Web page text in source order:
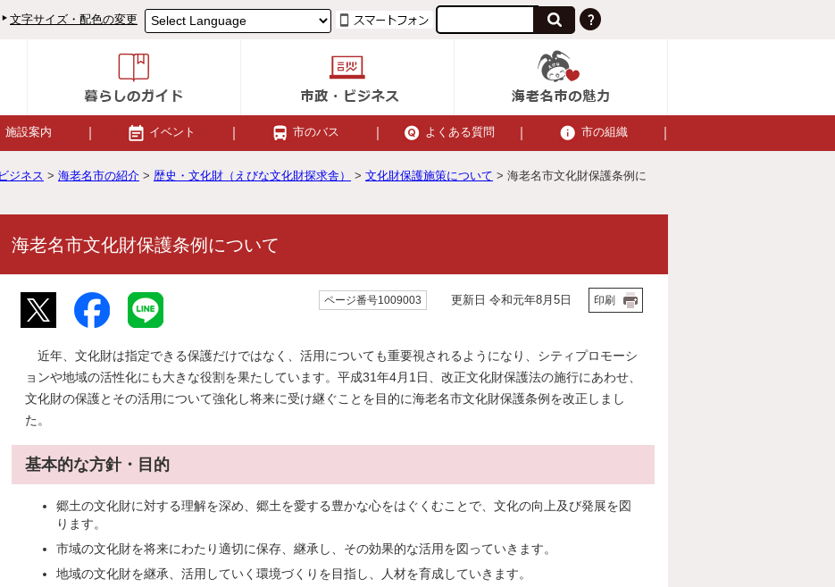
文字サイズ・配色の変更
施設案内 イベント 市のバス よくある質問 市の組織
ジネス > 海老名市の紹介 > 歴史・文化財（えびな文化財探求舎） > 文化財保護施策について > 海老名市文化財保護条例に
海老名市文化財保護条例について
ページ番号1009003 更新日 令和元年8月5日 印刷
近年、文化財は指定できる保護だけではなく、活用についても重要視されるようになり、シティプロモーシ
ョンや地域の活性化にも大きな役割を果たしています。平成31年4月1日、改正文化財保護法の施行にあわせ、
文化財の保護とその活用について強化し将来に受け継ぐことを目的に海老名市文化財保護条例を改正しまし
た。
基本的な方針・目的
郷土の文化財に対する理解を深め、郷土を愛する豊かな心をはぐくむことで、文化の向上及び発展を図
ります。
市域の文化財を将来にわたり適切に保存、継承し、その効果的な活用を図っていきます。
地域の文化財を継承、活用していく環境づくりを目指し、人材を育成していきます。